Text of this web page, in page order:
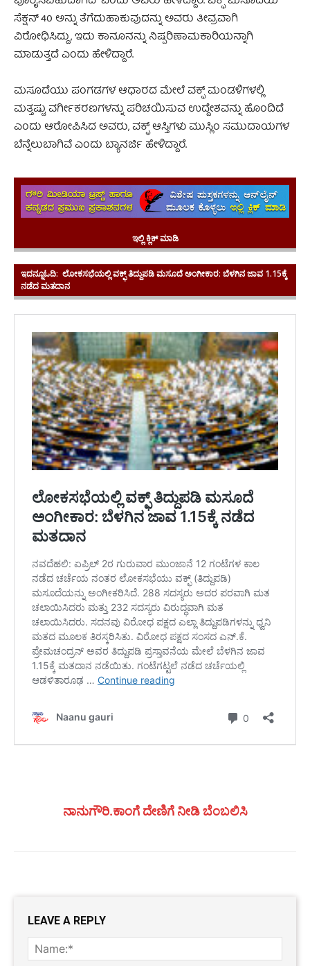
ಸೆಕ್ಷನ್ 40 ಅನ್ನು ತೆಗೆದುಹಾಕುವುದನ್ನು ಅವರು ತೀವ್ರವಾಗಿ
ವಿರೋಧಿಸಿದ್ದು, ಇದು ಕಾನೂನನ್ನು ನಿಷ್ಪರಿಣಾಮಕಾರಿಯನ್ನಾಗಿ
ಮಾಡುತ್ತದೆ ಎಂದು ಹೇಳಿದ್ದಾರೆ.
ಮಸೂದೆಯು ಪಂಗಡಗಳ ಆಧಾರದ ಮೇಲೆ ವಕ್ಫ್ ಮಂಡಳಿಗಳಲ್ಲಿ
ಮತ್ತಷ್ಟು ವರ್ಗೀಕರಣಗಳನ್ನು ಪರಿಚಯಿಸುವ ಉದ್ದೇಶವನ್ನು ಹೊಂದಿದೆ
ಎಂದು ಆರೋಪಿಸಿದ ಅವರು, ವಕ್ಫ್ ಆಸ್ತಿಗಳು ಮುಸ್ಲಿಂ ಸಮುದಾಯಗಳ
ಬೆನ್ನೆಲುಬಾಗಿವೆ ಎಂದು ಬ್ಯಾನರ್ಜಿ ಹೇಳಿದ್ದಾರೆ.
ಇಲ್ಲಿ ಕ್ಲಿಕ್ ಮಾಡಿ
ಇದನ್ನೂಓದಿ: ಲೋಕಸಭೆಯಲ್ಲಿ ವಕ್ಫ್ ತಿದ್ದುಪಡಿ ಮಸೂದೆ ಅಂಗೀಕಾರ: ಬೆಳಗಿನ ಜಾವ 1.15ಕ್ಕೆ
ನಡೆದ ಮತದಾನ
ನಾನುಗೌರಿ.ಕಾಂಗೆ ದೇಣಿಗೆ ನೀಡಿ ಬೆಂಬಲಿಸಿ
LEAVE A REPLY